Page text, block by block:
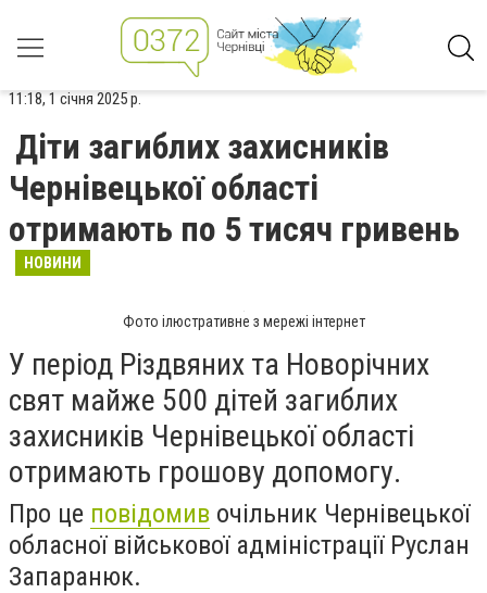
11:18, 1 січня 2025 р.
Діти загиблих захисників
Чернівецької області
отримають по 5 тисяч гривень
НОВИНИ
Фото ілюстративне з мережі інтернет
У період Різдвяних та Новорічних
свят майже 500 дітей загиблих
захисників Чернівецької області
отримають грошову допомогу.
Про це повідомив очільник Чернівецької
обласної військової адміністрації Руслан
Запаранюк.